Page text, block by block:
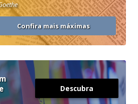
Confira mais máximas
Descubra